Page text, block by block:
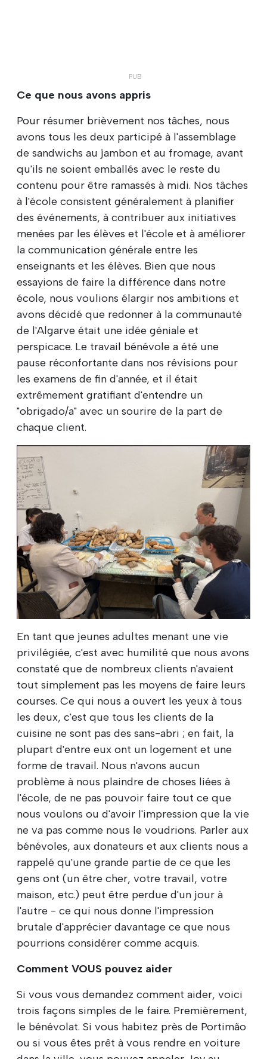
Ce que nous avons appris
Pour résumer brièvement nos tâches, nous
avons tous les deux participé à l'assemblage
de sandwichs au jambon et au fromage, avant
qu'ils ne soient emballés avec le reste du
contenu pour être ramassés à midi. Nos tâches
à l'école consistent généralement à planifier
des événements, à contribuer aux initiatives
menées par les élèves et l'école et à améliorer
la communication générale entre les
enseignants et les élèves. Bien que nous
essayions de faire la différence dans notre
école, nous voulions élargir nos ambitions et
avons décidé que redonner à la communauté
de l'Algarve était une idée géniale et
perspicace. Le travail bénévole a été une
pause réconfortante dans nos révisions pour
les examens de fin d'année, et il était
extrêmement gratifiant d'entendre un
"obrigado/a" avec un sourire de la part de
chaque client.
En tant que jeunes adultes menant une vie
privilégiée, c'est avec humilité que nous avons
constaté que de nombreux clients n'avaient
tout simplement pas les moyens de faire leurs
courses. Ce qui nous a ouvert les yeux à tous
les deux, c'est que tous les clients de la
cuisine ne sont pas des sans-abri ; en fait, la
plupart d'entre eux ont un logement et une
forme de travail. Nous n'avons aucun
problème à nous plaindre de choses liées à
l'école, de ne pas pouvoir faire tout ce que
nous voulons ou d'avoir l'impression que la vie
ne va pas comme nous le voudrions. Parler aux
bénévoles, aux donateurs et aux clients nous a
rappelé qu'une grande partie de ce que les
gens ont (un être cher, votre travail, votre
maison, etc.) peut être perdue d'un jour à
l'autre - ce qui nous donne l'impression
brutale d'apprécier davantage ce que nous
pourrions considérer comme acquis.
Comment VOUS pouvez aider
Si vous vous demandez comment aider, voici
trois façons simples de le faire. Premièrement,
le bénévolat. Si vous habitez près de Portimão
ou si vous êtes prêt à vous rendre en voiture